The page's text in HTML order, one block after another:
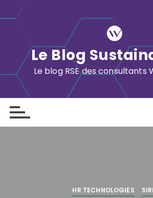
k
o
Le Blog
Le blog RSE des consultants
HR TECHNOLOGIES